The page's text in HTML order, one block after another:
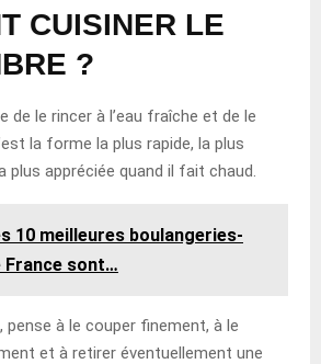
CUISINER LE
?
de le rincer à l’eau fraîche et de le
la forme la plus rapide, la plus
plus appréciée quand il fait chaud.
10 meilleures boulangeries-
France sont…
pense à le couper finement, à le
et à retirer éventuellement une